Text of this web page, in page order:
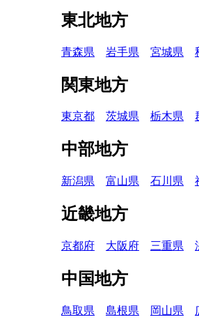
東北地方
青森県 岩手県 宮城県
関東地方
東京都 茨城県 栃木県
中部地方
新潟県 富山県 石川県
近畿地方
京都府 大阪府 三重県
中国地方
鳥取県 島根県 岡山県